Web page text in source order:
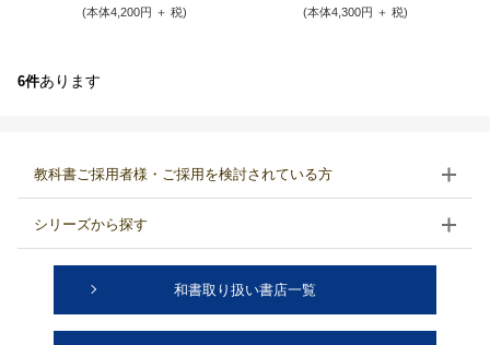
(本体4,200円 ＋ 税) (本体4,300円 ＋ 税)
6件あります
教科書ご採用者様・ご採用を検討されている方
シリーズから探す
和書取り扱い書店一覧